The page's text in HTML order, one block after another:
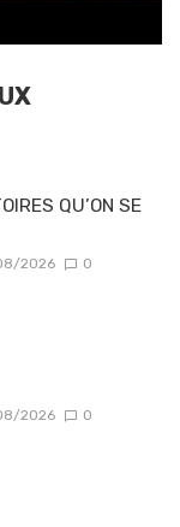
QU’ON SE
2026 0
2026 0